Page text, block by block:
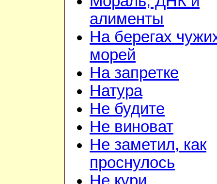
алименты
На берегах
морей
На запретке
Натура
Не будите
Не виноват
Не заметил, как
проснулось